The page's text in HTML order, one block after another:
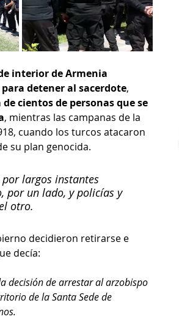
interior de Armenia
detener al sacerdote,
cientos de personas que se
, mientras las campanas de la
cuando los turcos atacaron
su plan genocida.
largos instantes
por un lado, y policías y
otro.
decidieron retirarse e
decía:
decisión de arrestar al arzobispo
de la Santa Sede de